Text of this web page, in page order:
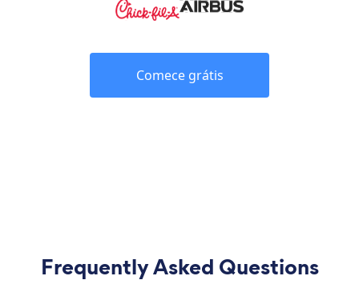
Comece grátis
Frequently Asked Questions